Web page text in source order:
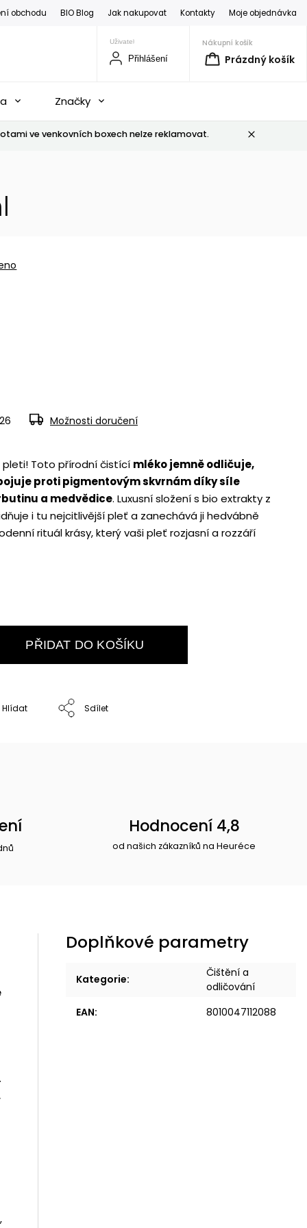
obchodu BIO Blog Jak nakupovat Kontakty Moje objednávka
Nákupní košík
Prázdný košík
Přihlášení
Značky
ve venkovních boxech nelze reklamovat.
Toto přírodní čistící mléko jemně odličuje,
proti pigmentovým skvrnám díky síle
a medvědice. Luxusní složení s bio extrakty z
i tu nejcitlivější pleť a zanechává ji hedvábně
rituál krásy, který vaši pleť rozjasní a rozzáří
Možnosti doručení
PŘIDAT DO KOŠÍKU
Hlídat Sdílet
Hodnocení 4,8
od našich zákazníků na Heuréce
Doplňkové parametry
Kategorie:
Čištění a
odličování
EAN: 8010047112088